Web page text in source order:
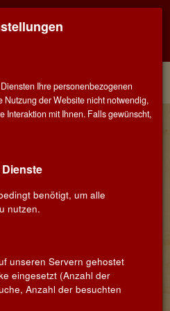
y Bodegas
Weingut aus
lernten wir Charo, Pilar und José
Schon bei der ersten
bescheidenen Geschwister
denkbar gut. Das
de la Sierra (Saragossa),
Cariñena. Auf
Ihre personenbezogenen
Nutzung der Website nicht notwendig,
Interaktion mit Ihnen. Falls gewünscht,
benötigt, um alle
nutzen.
unseren Servern gehostet
eingesetzt (Anzahl der
Anzahl der besuchten